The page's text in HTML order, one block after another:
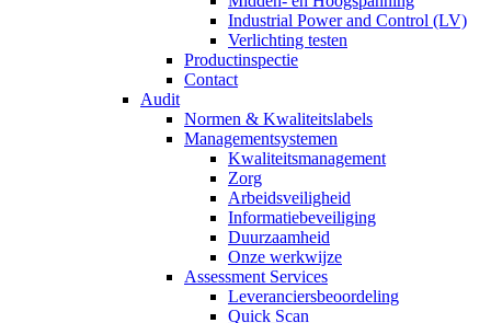
Industrial Power and Control (LV)
Verlichting testen
Productinspectie
Contact
Audit
Normen & Kwaliteitslabels
Managementsystemen
Kwaliteitsmanagement
Zorg
Arbeidsveiligheid
Informatiebeveiliging
Duurzaamheid
Onze werkwijze
Assessment Services
Leveranciersbeoordeling
Quick Scan